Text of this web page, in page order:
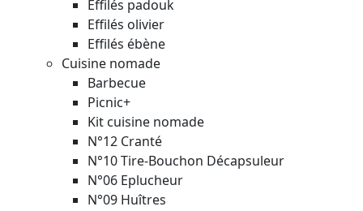
Effilés padouk
Effilés olivier
Effilés ébène
Cuisine nomade
Barbecue
Picnic+
Kit cuisine nomade
N°12 Cranté
N°10 Tire-Bouchon Décapsuleur
N°06 Eplucheur
N°09 Huîtres